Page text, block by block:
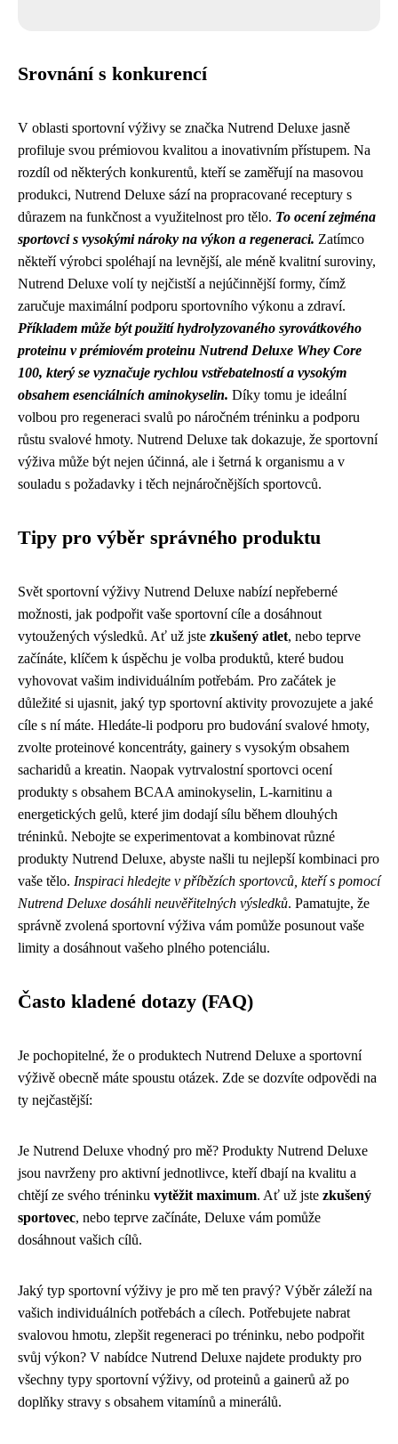
Srovnání s konkurencí
V oblasti sportovní výživy se značka Nutrend Deluxe jasně
profiluje svou prémiovou kvalitou a inovativním přístupem. Na
rozdíl od některých konkurentů, kteří se zaměřují na masovou
produkci, Nutrend Deluxe sází na propracované receptury s
důrazem na funkčnost a využitelnost pro tělo. To ocení zejména
sportovci s vysokými nároky na výkon a regeneraci. Zatímco
někteří výrobci spoléhají na levnější, ale méně kvalitní suroviny,
Nutrend Deluxe volí ty nejčistší a nejúčinnější formy, čímž
zaručuje maximální podporu sportovního výkonu a zdraví.
Příkladem může být použití hydrolyzovaného syrovátkového
proteinu v prémiovém proteinu Nutrend Deluxe Whey Core
100, který se vyznačuje rychlou vstřebatelností a vysokým
obsahem esenciálních aminokyselin. Díky tomu je ideální
volbou pro regeneraci svalů po náročném tréninku a podporu
růstu svalové hmoty. Nutrend Deluxe tak dokazuje, že sportovní
výživa může být nejen účinná, ale i šetrná k organismu a v
souladu s požadavky i těch nejnáročnějších sportovců.
Tipy pro výběr správného produktu
Svět sportovní výživy Nutrend Deluxe nabízí nepřeberné
možnosti, jak podpořit vaše sportovní cíle a dosáhnout
vytoužených výsledků. Ať už jste zkušený atlet, nebo teprve
začínáte, klíčem k úspěchu je volba produktů, které budou
vyhovovat vašim individuálním potřebám. Pro začátek je
důležité si ujasnit, jaký typ sportovní aktivity provozujete a jaké
cíle s ní máte. Hledáte-li podporu pro budování svalové hmoty,
zvolte proteinové koncentráty, gainery s vysokým obsahem
sacharidů a kreatin. Naopak vytrvalostní sportovci ocení
produkty s obsahem BCAA aminokyselin, L-karnitinu a
energetických gelů, které jim dodají sílu během dlouhých
tréninků. Nebojte se experimentovat a kombinovat různé
produkty Nutrend Deluxe, abyste našli tu nejlepší kombinaci pro
vaše tělo. Inspiraci hledejte v příbězích sportovců, kteří s pomocí
Nutrend Deluxe dosáhli neuvěřitelných výsledků. Pamatujte, že
správně zvolená sportovní výživa vám pomůže posunout vaše
limity a dosáhnout vašeho plného potenciálu.
Často kladené dotazy (FAQ)
Je pochopitelné, že o produktech Nutrend Deluxe a sportovní
výživě obecně máte spoustu otázek. Zde se dozvíte odpovědi na
ty nejčastější:
Je Nutrend Deluxe vhodný pro mě? Produkty Nutrend Deluxe
jsou navrženy pro aktivní jednotlivce, kteří dbají na kvalitu a
chtějí ze svého tréninku vytěžit maximum. Ať už jste zkušený
sportovec, nebo teprve začínáte, Deluxe vám pomůže
dosáhnout vašich cílů.
Jaký typ sportovní výživy je pro mě ten pravý? Výběr záleží na
vašich individuálních potřebách a cílech. Potřebujete nabrat
svalovou hmotu, zlepšit regeneraci po tréninku, nebo podpořit
svůj výkon? V nabídce Nutrend Deluxe najdete produkty pro
všechny typy sportovní výživy, od proteinů a gainerů až po
doplňky stravy s obsahem vitamínů a minerálů.